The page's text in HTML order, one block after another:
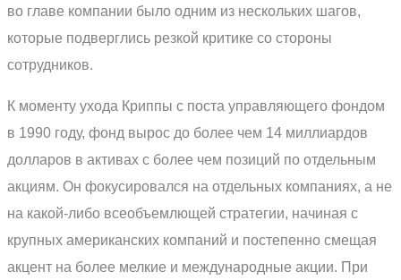
во главе компании было одним из нескольких шагов,
которые подверглись резкой критике со стороны
сотрудников.
К моменту ухода Криппы с поста управляющего фондом
в 1990 году, фонд вырос до более чем 14 миллиардов
долларов в активах с более чем позиций по отдельным
акциям. Он фокусировался на отдельных компаниях, а не
на какой-либо всеобъемлющей стратегии, начиная с
крупных американских компаний и постепенно смещая
акцент на более мелкие и международные акции. При